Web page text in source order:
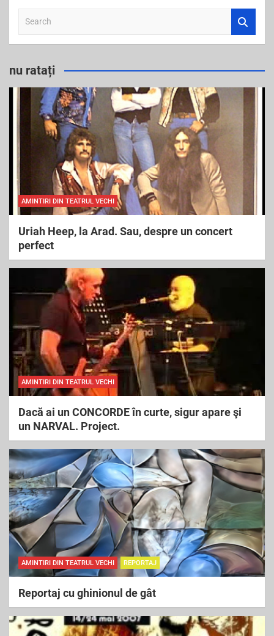
a
c
nu ratați
AMINTIRI DIN TEATRUL VECHI
Uriah Heep, la Arad. Sau, despre un concert
perfect
AMINTIRI DIN TEATRUL VECHI
Dacă ai un CONCORDE în curte, sigur apare şi
un NARVAL. Project.
AMINTIRI DIN TEATRUL VECHI REPORTAJ
Reportaj cu ghinionul de gât